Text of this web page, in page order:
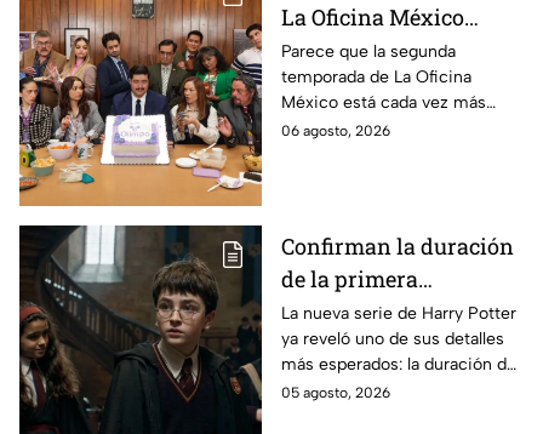
La Oficina México
temporada 2 y un
detalle desata teorías
entre los fans
Parece que la segunda
temporada de La Oficina
México está cada vez más
cerca, pues el elenco ya se
06 agosto, 2026
Confirman la duración
de la primera
temporada de Harry
Potter y emocionará a
los fans de los libros
La nueva serie de Harry Potter
ya reveló uno de sus detalles
más esperados: la duración de
la primera temporada basada
05 agosto, 2026